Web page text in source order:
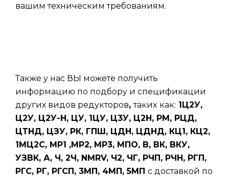
вашим техническим требованиям.
Также у нас ВЫ можете получить
информацию по подбору и спецификации
других видов редукторов,таких как: 1Ц2У,
Ц2У, Ц2У-Н, ЦУ, 1ЦУ, Ц3У, Ц2Н, РМ, РЦД,
ЦТНД, ЦЗУ, РК, ГПШ, ЦДН, ЦДНД, КЦ1, КЦ2,
1МЦ2С, МР1 ,МР2, МР3, МПО, В, ВК, ВКУ,
УЗВК, А, Ч, 2Ч, NMRV, Ч2, ЧГ, РЧП, РЧН, РГП,
РГС, РГ, РГСП, 3МП, 4МП, 5МП с доставкой по